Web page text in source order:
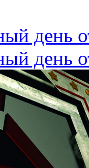
день
день